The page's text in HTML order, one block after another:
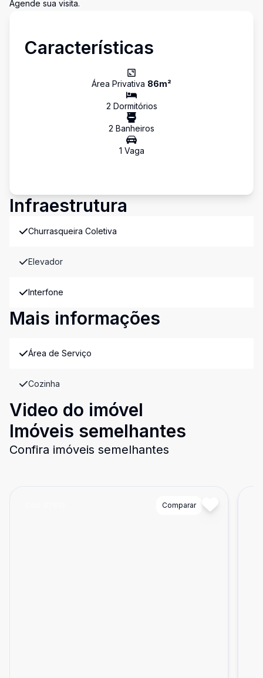
Agende sua visita.
Características
Área Privativa 86m²
2 Dormitórios
2 Banheiros
1 Vaga
Infraestrutura
Churrasqueira Coletiva
Elevador
Interfone
Mais informações
Área de Serviço
Cozinha
Video do imóvel
Imóveis semelhantes
Confira imóveis semelhantes
Comparar